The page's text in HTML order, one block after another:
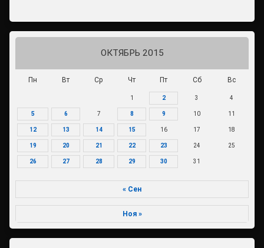
ОКТЯБРЬ 2015
Пн Вт Ср Чт Пт Сб Вс
1 2 3 4
5 6 7 8 9 10 11
12 13 14 15 16 17 18
19 20 21 22 23 24 25
26 27 28 29 30 31
« Сен
Ноя »